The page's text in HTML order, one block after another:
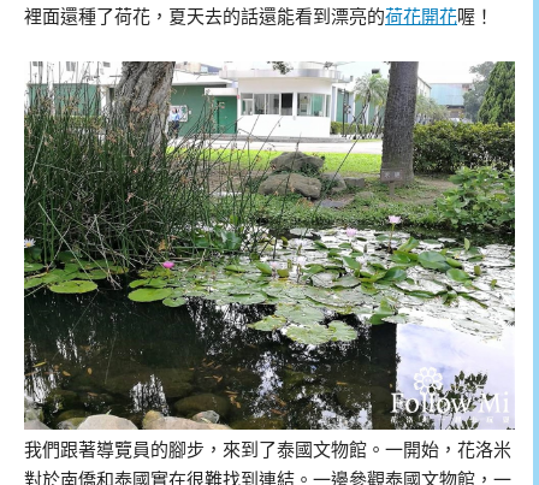
裡面還種了荷花，夏天去的話還能看到漂亮的荷花開花喔！
我們跟著導覽員的腳步，來到了泰國文物館。一開始，花洛米
對於南僑和泰國實在很難找到連結。一邊參觀泰國文物館，一